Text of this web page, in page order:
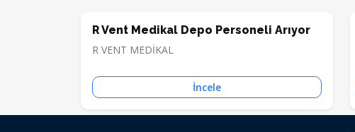
R Vent Medikal Depo Personeli Arıyor
R VENT MEDİKAL
İncele